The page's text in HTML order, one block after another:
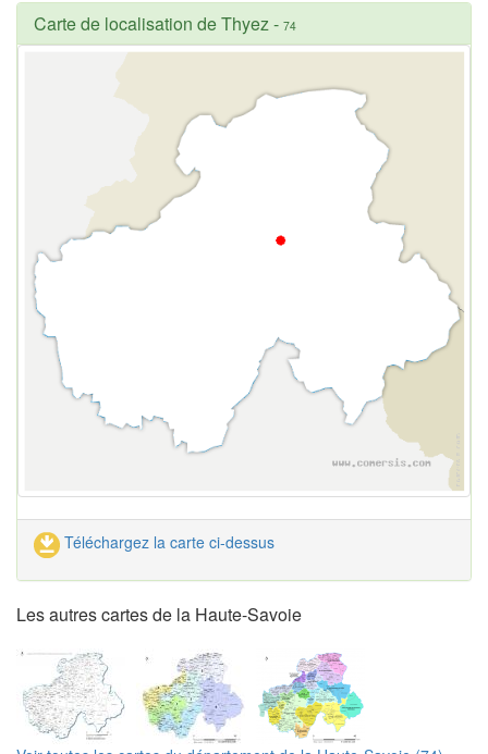
Carte de localisation de Thyez- 74
Téléchargez la carte ci-dessus
Les autres cartes de la Haute-Savoie